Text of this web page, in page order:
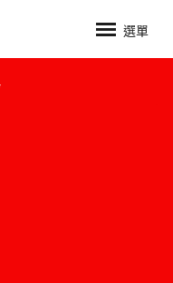
選單